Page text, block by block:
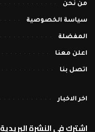
من نحن
سياسة الخصوصية
المفضلة
اعلن معنا
اتصل بنا
اخر الاخبار
اشترك في النشرة البريدية